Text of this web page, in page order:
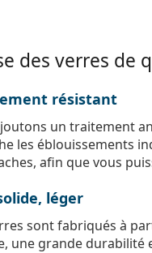
des verres de
résistant
un traitement
les éblouissements
afin que vous
léger
sont fabriqués à
une grande durabilité